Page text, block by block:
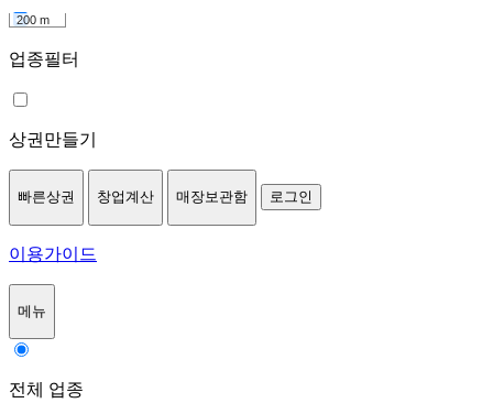
200 m
업종필터
상권만들기
빠른상권 창업계산 매장보관함 로그인
이용가이드
메뉴
전체 업종